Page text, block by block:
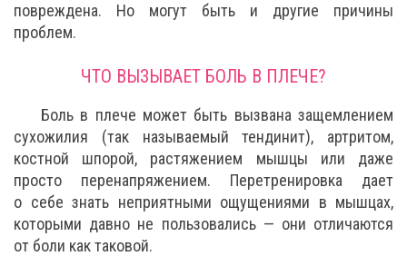
повреждена. Но могут быть и другие причины
проблем.
ЧТО ВЫЗЫВАЕТ БОЛЬ В ПЛЕЧЕ?
Боль в плече может быть вызвана защемлением
сухожилия (так называемый тендинит), артритом,
костной шпорой, растяжением мышцы или даже
просто перенапряжением. Перетренировка дает
о себе знать неприятными ощущениями в мышцах,
которыми давно не пользовались — они отличаются
от боли как таковой.